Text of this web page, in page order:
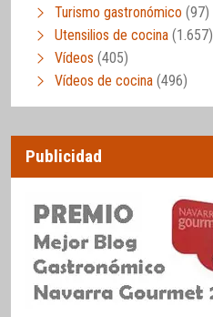
Turismo gastronómico (97)
Utensilios de cocina (1.657)
Vídeos (405)
Vídeos de cocina (496)
Publicidad